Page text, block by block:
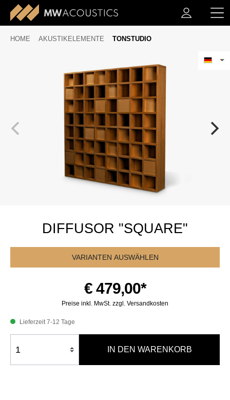
HOME AKUSTIKELEMENTE TONSTUDIO
DIFFUSOR "SQUARE"
VARIANTEN AUSWÄHLEN
€ 479,00*
Preise inkl. MwSt. zzgl. Versandkosten
Lieferzeit 7-12 Tage
IN DEN WARENKORB